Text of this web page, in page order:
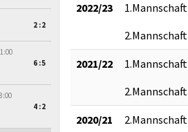
2:2
6:5
4:2
2022/23 1.Mannschaft
2.Mannschaft
2021/22 1.Mannschaft
2.Mannschaft
2020/21 2.Mannschaft